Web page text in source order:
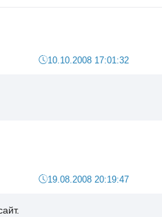
10.10.2008 17:01:32
19.08.2008 20:19:47